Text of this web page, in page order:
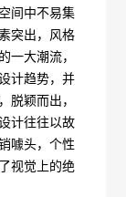
间中不易集
突出，风格
一大潮流，
计趋势，并
脱颖而出，
计往往以故
噱头，个性
视觉上的绝